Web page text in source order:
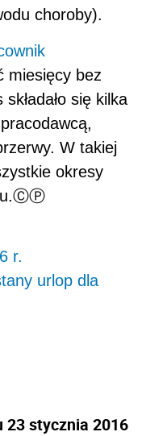
choroby).
miesięcy bez
się kilka
W takiej
okresy
r.
urlop dla
23 stycznia 2016